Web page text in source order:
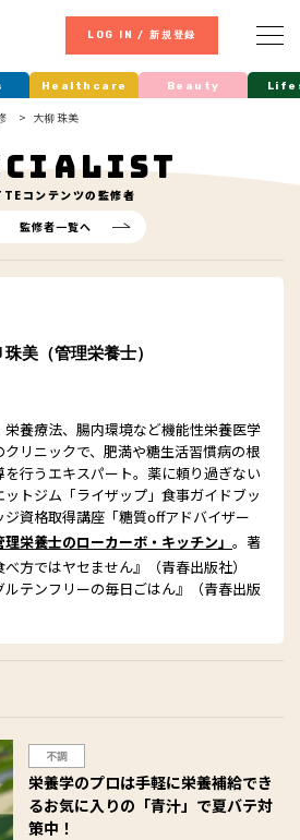
LOG IN / 新規登録
Healthcare Beauty
大柳 珠美
コンテンツの監修者
監修者一覧へ
珠美（管理栄養士）
養療法、腸内環境など機能性栄養医学
リニックで、肥満や糖生活習慣病の根
行うエキスパート。薬に頼り過ぎない
トジム「ライザップ」食事ガイドブッ
資格取得講座「糖質offアドバイザー
理栄養士のローカーボ・キッチン」 。著
方ではヤセません』（青春出版社）
ルテンフリーの毎日ごはん』（青春出版
不調
栄養学のプロは手軽に栄養補給でき
るお気に入りの「青汁」で夏バテ対
策中！